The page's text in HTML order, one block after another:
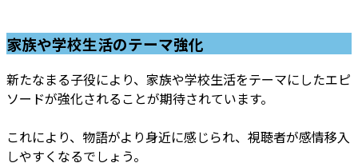
家族や学校生活のテーマ強化
新たなまる子役により、家族や学校生活をテーマにしたエピ
ソードが強化されることが期待されています。
これにより、物語がより身近に感じられ、視聴者が感情移入
しやすくなるでしょう。